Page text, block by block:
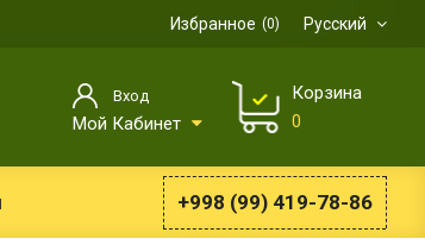
Русский
Избранное 0
Вход
Мой Кабинет
Корзина
0
+998 (99) 419-78-86